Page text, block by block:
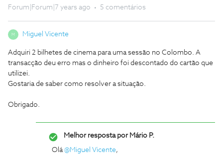
Forum|Forum|7 years ago 5 comentários
M Miguel Vicente
Adquiri 2 bilhetes de cinema para uma sessão no Colombo. A
transacção deu erro mas o dinheiro foi descontado do cartão que
utilizei.
Gostaria de saber como resolver a situação.
Obrigado.
Melhor resposta porMário P.
Olá@Miguel Vicente,